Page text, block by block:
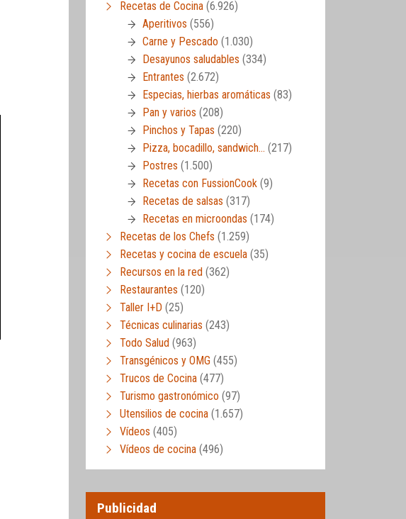
Recetas de Cocina (6.926)
Aperitivos (556)
Carne y Pescado (1.030)
Desayunos saludables (334)
Entrantes (2.672)
Especias, hierbas aromáticas (83)
Pan y varios (208)
Pinchos y Tapas (220)
Pizza, bocadillo, sandwich… (217)
Postres (1.500)
Recetas con FussionCook (9)
Recetas de salsas (317)
Recetas en microondas (174)
Recetas de los Chefs (1.259)
Recetas y cocina de escuela (35)
Recursos en la red (362)
Restaurantes (120)
Taller I+D (25)
Técnicas culinarias (243)
Todo Salud (963)
Transgénicos y OMG (455)
Trucos de Cocina (477)
Turismo gastronómico (97)
Utensilios de cocina (1.657)
Vídeos (405)
Vídeos de cocina (496)
Publicidad